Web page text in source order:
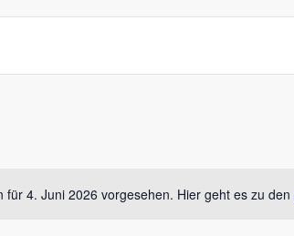
für 4. Juni 2026 vorgesehen. Hier geht es zu den